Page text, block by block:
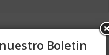
Boletin